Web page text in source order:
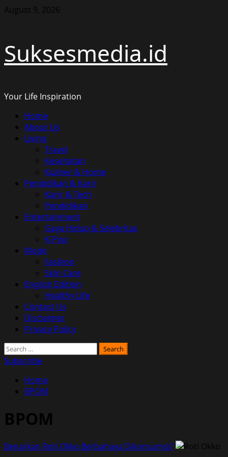
Skip
August 9, 2026
Suksesmedia.id
Your Life Inspiration
Primary
Menu
Home
About Us
Living
Travel
Kesehatan
Kuliner & Home
Pendidikan & Karir
Karir & Tech
Pendidikan
Entertainment
Gaya Hidup & Selebritas
K-Pop
Mode
Fashion
Skin Care
English Edition
Healthy Life
Contact Us
Disclaimer
Privacy Policy
Search
for:
Subscribe
Home
BPOM
BPOM
Benarkan Roti Okko Berbahaya Dikonsumsi?